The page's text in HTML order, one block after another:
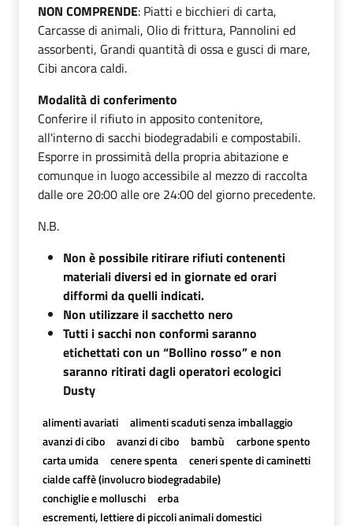
NON COMPRENDE: Piatti e bicchieri di carta,
Carcasse di animali, Olio di frittura, Pannolini ed
assorbenti, Grandi quantità di ossa e gusci di mare,
Cibi ancora caldi.
Modalità di conferimento
Conferire il rifiuto in apposito contenitore,
all'interno di sacchi biodegradabili e compostabili.
Esporre in prossimità della propria abitazione e
comunque in luogo accessibile al mezzo di raccolta
dalle ore 20:00 alle ore 24:00 del giorno precedente.
N.B.
Non è possibile ritirare rifiuti contenenti
materiali diversi ed in giornate ed orari
difformi da quelli indicati.
Non utilizzare il sacchetto nero
Tutti i sacchi non conformi saranno
etichettati con un “Bollino rosso” e non
saranno ritirati dagli operatori ecologici
Dusty
alimenti avariati
alimenti scaduti senza imballaggio
avanzi di cibo
avanzi di cibo bambù
carbone spento
carta umida
cenere spenta
ceneri spente di caminetti
cialde caffè (involucro biodegradabile)
conchiglie e molluschi
erba
escrementi, lettiere di piccoli animali domestici